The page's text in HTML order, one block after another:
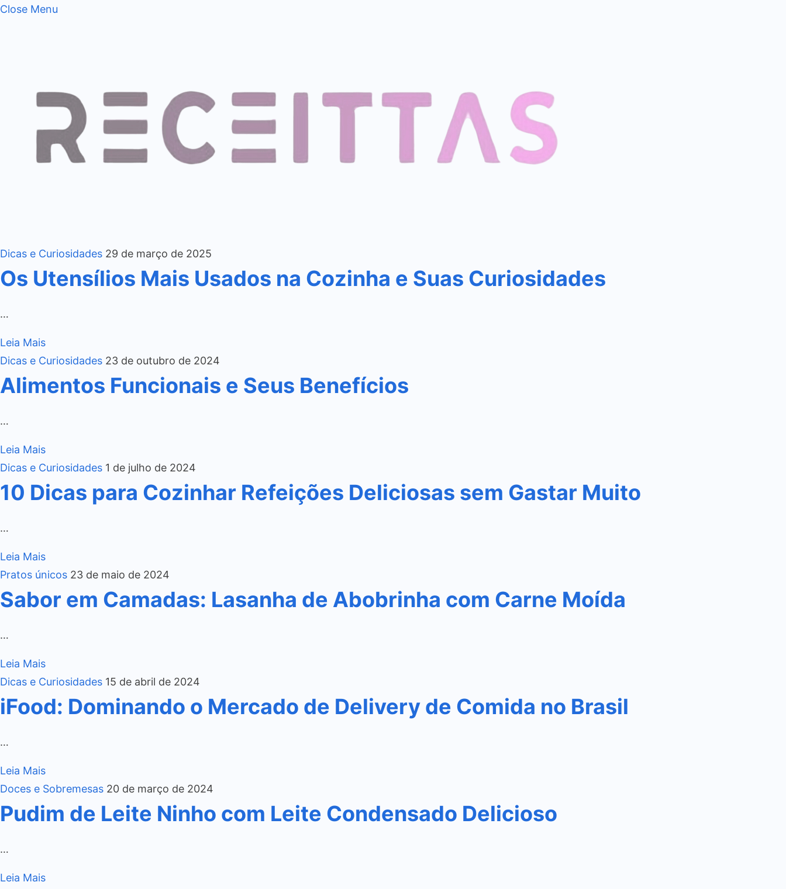
Close Menu
Dicas e Curiosidades 29 de março de 2025
Os Utensílios Mais Usados na Cozinha e Suas Curiosidades
…
Leia Mais
Dicas e Curiosidades 23 de outubro de 2024
Alimentos Funcionais e Seus Benefícios
…
Leia Mais
Dicas e Curiosidades 1 de julho de 2024
10 Dicas para Cozinhar Refeições Deliciosas sem Gastar Muito
…
Leia Mais
Pratos únicos 23 de maio de 2024
Sabor em Camadas: Lasanha de Abobrinha com Carne Moída
…
Leia Mais
Dicas e Curiosidades 15 de abril de 2024
iFood: Dominando o Mercado de Delivery de Comida no Brasil
…
Leia Mais
Doces e Sobremesas 20 de março de 2024
Pudim de Leite Ninho com Leite Condensado Delicioso
…
Leia Mais